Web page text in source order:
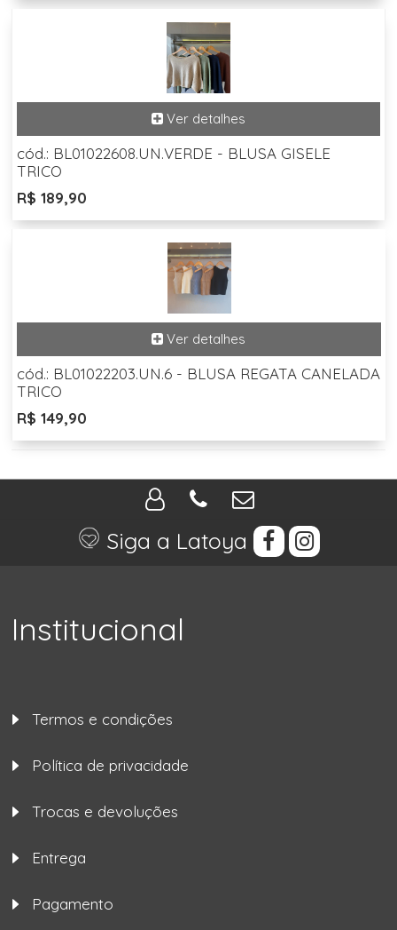
cód.: BL01022608.UN.VERDE - BLUSA GISELE
TRICO
R$ 189,90
cód.: BL01022203.UN.6 - BLUSA REGATA CANELADA
TRICO
R$ 149,90
Siga a Latoya
Institucional
Termos e condições
Política de privacidade
Trocas e devoluções
Entrega
Pagamento